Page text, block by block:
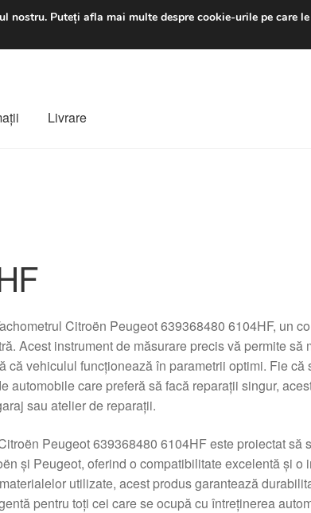
luni-vineri 9 a.m. - 4
Livrare
Citroën Peugeot 639368480 6104HF, un
Acest instrument de măsurare precis vă permite
că vehiculul funcționează în parametrii optimi. Fie
automobile care preferă să facă reparații singur,
sau atelier de reparații.
Peugeot 639368480 6104HF este proiectat să
și Peugeot, oferind o compatibilitate excelentă și o
utilizate, acest produs garantează
pentru toți cei care se ocupă cu întreținerea
nostru. Puteți afla mai multe despre cookie-urile pe care